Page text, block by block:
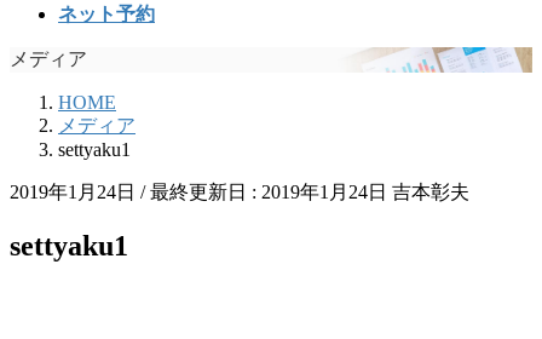
ネット予約
メディア
HOME
メディア
settyaku1
2019年1月24日 / 最終更新日 : 2019年1月24日 吉本彰夫
settyaku1